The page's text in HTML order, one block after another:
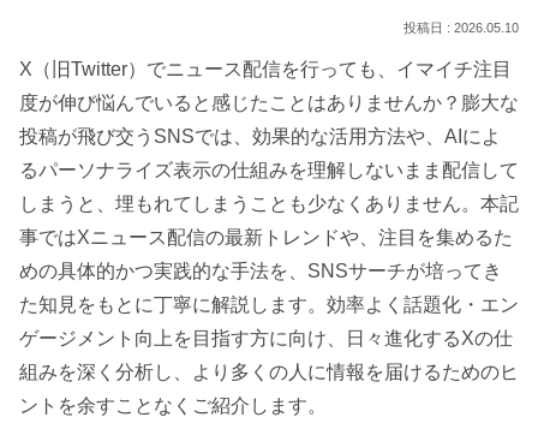
2026.05.10
X（旧Twitter）でニュース配信を行っても、イマイチ注目
度が伸び悩んでいると感じたことはありませんか？膨大な
投稿が飛び交うSNSでは、効果的な活用方法や、AIによ
るパーソナライズ表示の仕組みを理解しないまま配信して
しまうと、埋もれてしまうことも少なくありません。本記
事ではXニュース配信の最新トレンドや、注目を集めるた
めの具体的かつ実践的な手法を、SNSサーチが培ってき
た知見をもとに丁寧に解説します。効率よく話題化・エン
ゲージメント向上を目指す方に向け、日々進化するXの仕
組みを深く分析し、より多くの人に情報を届けるためのヒ
ントを余すことなくご紹介します。